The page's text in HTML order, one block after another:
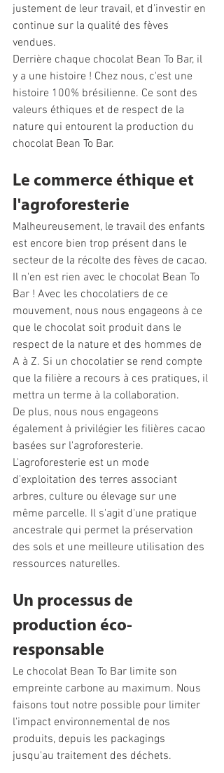
justement de leur travail, et d’investir en
continue sur la qualité des fèves
vendues.
Derrière chaque chocolat Bean To Bar, il
y a une histoire ! Chez nous, c'est une
histoire 100% brésilienne. Ce sont des
valeurs éthiques et de respect de la
nature qui entourent la production du
chocolat Bean To Bar.
Le commerce éthique et
l'agroforesterie
Malheureusement, le travail des enfants
est encore bien trop présent dans le
secteur de la récolte des fèves de cacao.
Il n'en est rien avec le chocolat Bean To
Bar ! Avec les chocolatiers de ce
mouvement, nous nous engageons à ce
que le chocolat soit produit dans le
respect de la nature et des hommes de
A à Z. Si un chocolatier se rend compte
que la filière a recours à ces pratiques, il
mettra un terme à la collaboration.
De plus, nous nous engageons
également à privilégier les filières cacao
basées sur l'agroforesterie.
L'agroforesterie est un mode
d'exploitation des terres associant
arbres, culture ou élevage sur une
même parcelle. Il s'agit d'une pratique
ancestrale qui permet la préservation
des sols et une meilleure utilisation des
ressources naturelles.
Un processus de
production éco-
responsable
Le chocolat Bean To Bar limite son
empreinte carbone au maximum. Nous
faisons tout notre possible pour limiter
l'impact environnemental de nos
produits, depuis les packagings
jusqu'au traitement des déchets.